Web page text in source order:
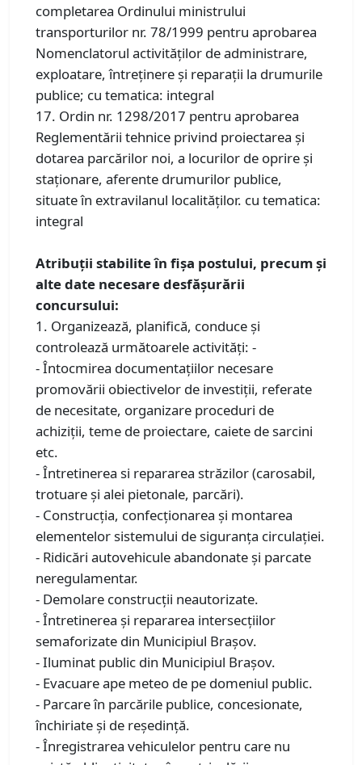
completarea Ordinului ministrului
transporturilor nr. 78/1999 pentru aprobarea
Nomenclatorul activităților de administrare,
exploatare, întreținere și reparații la drumurile
publice; cu tematica: integral
17. Ordin nr. 1298/2017 pentru aprobarea
Reglementării tehnice privind proiectarea și
dotarea parcărilor noi, a locurilor de oprire și
staționare, aferente drumurilor publice,
situate în extravilanul localităților. cu tematica:
integral
Atribuții stabilite în fișa postului, precum și
alte date necesare desfășurării
concursului:
1. Organizează, planifică, conduce și
controlează următoarele activități: -
- Întocmirea documentațiilor necesare
promovării obiectivelor de investiții, referate
de necesitate, organizare proceduri de
achiziții, teme de proiectare, caiete de sarcini
etc.
- Întretinerea si repararea străzilor (carosabil,
trotuare și alei pietonale, parcări).
- Construcția, confecționarea și montarea
elementelor sistemului de siguranța circulației.
- Ridicări autovehicule abandonate şi parcate
neregulamentar.
- Demolare construcţii neautorizate.
- Întretinerea și repararea intersecțiilor
semaforizate din Municipiul Brașov.
- Iluminat public din Municipiul Braşov.
- Evacuare ape meteo de pe domeniul public.
- Parcare în parcările publice, concesionate,
închiriate şi de reşedinţă.
- Înregistrarea vehiculelor pentru care nu